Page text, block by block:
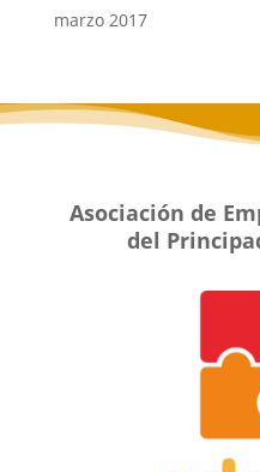
marzo 2017
Asociación de
del